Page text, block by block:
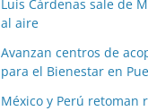
Luis Cárdenas sale de
al aire
Avanzan centros de
para el Bienestar en
México y Perú retoman